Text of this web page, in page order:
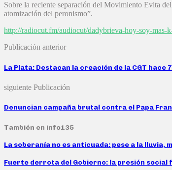
Sobre la reciente separación del Movimiento Evita
atomización del peronismo”.
http://radiocut.fm/audiocut/dadybrieva-hoy-soy-mas-
Publicación anterior
La Plata: Destacan la creación de la CGT hace
siguiente Publicación
Denuncian campaña brutal contra el Papa
También en info135
La soberanía no es anticuada: pese a la
Fuerte derrota del Gobierno: la presión